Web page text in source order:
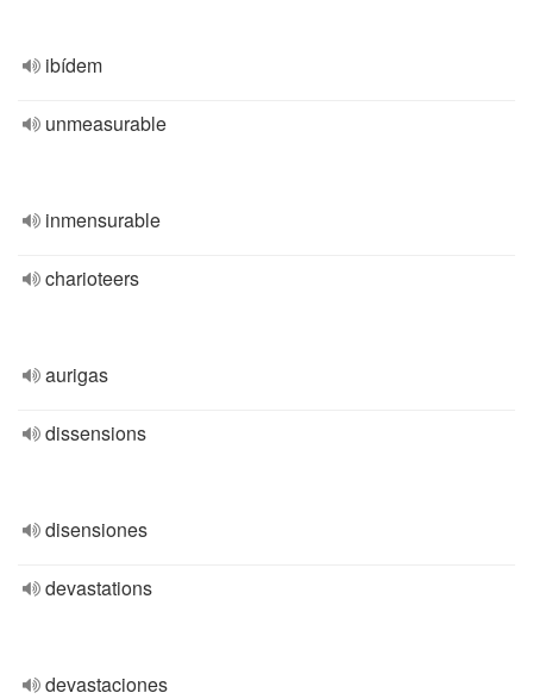
ibídem
unmeasurable
inmensurable
charioteers
aurigas
dissensions
disensiones
devastations
devastaciones